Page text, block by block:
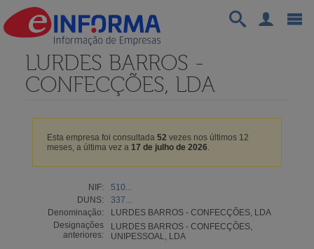
LURDES BARROS -
CONFECÇÕES, LDA
Esta empresa foi consultada 52 vezes nos últimos 12
meses, a última vez a 17 de julho de 2026.
NIF:
510...
DUNS:
337...
Denominação:
LURDES BARROS - CONFECÇÕES, LDA
Designações
anteriores:
LURDES BARROS - CONFECÇÕES,
UNIPESSOAL, LDA